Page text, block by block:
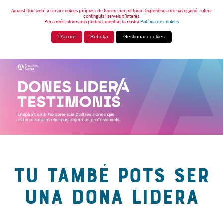
Aquest lloc web fa servir cookies pròpies i de tercers per millorar l’experiència de navegació, i oferir
continguts i serveis d’interès.
Per a més informació podeu consultar la nostraPolítica de cookies
D'acord Rebutja Gestionar cookies
TU TAMBÉ POTS SER
UNA DONA LIDERA